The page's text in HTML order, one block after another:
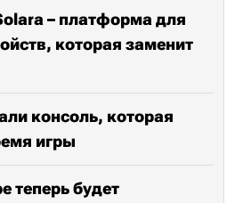
– платформа для
которая заменит
консоль, которая
игры
теперь будет